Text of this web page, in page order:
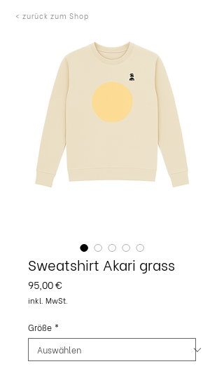
Sweatshirt Akari grass
95,00 €Preis
inkl. MwSt.
Größe *
< zurück zum Shop